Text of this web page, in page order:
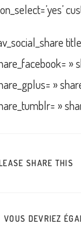
»
»
»
SHARE THIS
VOUS DEVRIEZ